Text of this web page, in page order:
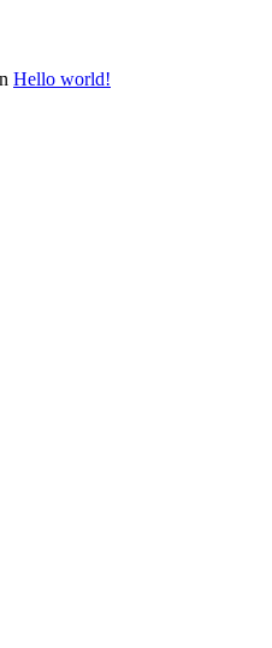
Hello world!